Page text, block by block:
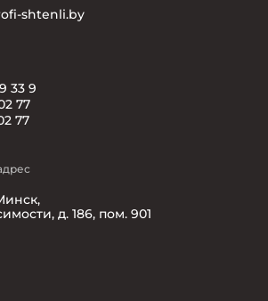
shtenli.by
33 9
77
77
д. 186, пом. 901